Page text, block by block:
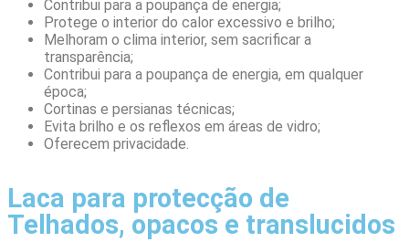
Contribui para a poupança de energia;
Protege o interior do calor excessivo e brilho;
Melhoram o clima interior, sem sacrificar a
transparência;
Contribui para a poupança de energia, em qualquer
época;
Cortinas e persianas técnicas;
Evita brilho e os reflexos em áreas de vidro;
Oferecem privacidade.
Laca para protecção de
Telhados, opacos e translucidos